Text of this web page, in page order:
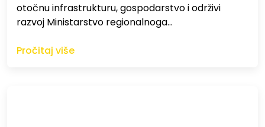
otočnu infrastrukturu, gospodarstvo i održivi
razvoj Ministarstvo regionalnoga…
Pročitaj više